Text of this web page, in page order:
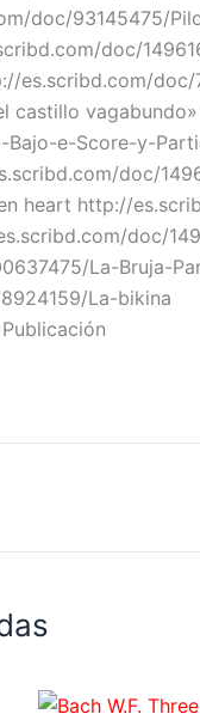
doc/93145475/
doc/
es.scribd.com/
castillo
Bajo-e-Score-y-
doc/
heart http://
doc/
La-Bruja-
La-bikina